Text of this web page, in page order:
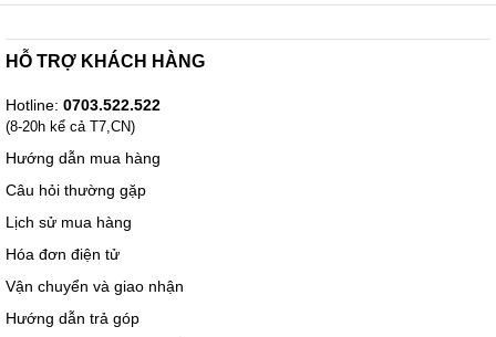
Di chuyển qua các tài liệu dài với tốc độ siêu nhanh nhờ bánh xe
cuộn gần như không ma sát.
thiết bị đã sẵn sàng để sử dụng. Không cần cài đặt hoặc thiết
lập.
HỖ TRỢ KHÁCH HÀNG
Hotline: 0703.522.522
(8-20h kể cả T7,CN)
Hướng dẫn mua hàng
Câu hỏi thường gặp
Lịch sử mua hàng
Hóa đơn điện tử
Vận chuyển và giao nhận
Hướng dẫn trả góp